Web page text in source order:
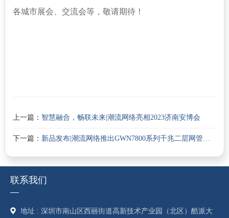
各城市展会、交流会等，敬请期待！
上一篇： 智慧融合，畅联未来|潮流网络亮相2023济南安博会
下一篇： 新品发布|潮流网络推出GWN7800系列千兆二层网管型交换机
联系我们
地址 : 深圳市南山区西丽街道高新技术产业园（北区）酷派大